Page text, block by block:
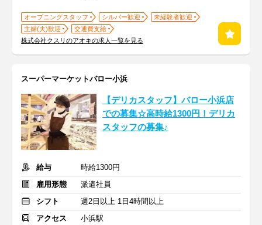
オープニングスタッフ シルバー歓迎
未経験者歓迎
主婦(夫)歓迎
交通費支給
株式会社クスリのアオキの求人一覧を見る
スーパーマーケットバロー小浜
【デリカスタッフ】バロー小浜店
での募集☆高時給1300円！デリカ
スタッフの募集♪
給与
時給1300円
雇用形態
派遣社員
シフト
週2日以上 1日4時間以上
アクセス
小浜駅